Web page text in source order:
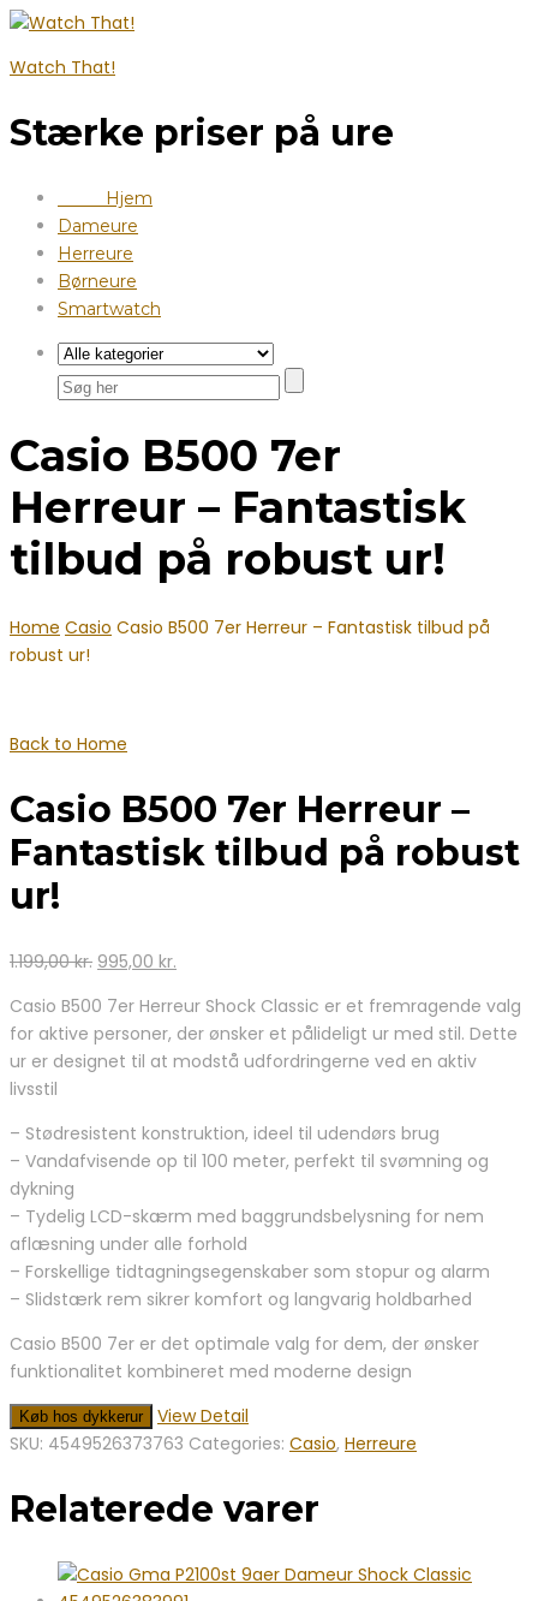
Watch That!
Stærke priser på ure
Hjem
Dameure
Herreure
Børneure
Smartwatch
Casio B500 7er
Herreur – Fantastisk
tilbud på robust ur!
Home Casio Casio B500 7er Herreur – Fantastisk tilbud på
robust ur!
Back to Home
Casio B500 7er Herreur –
Fantastisk tilbud på robust
ur!
1.199,00kr. Den
pris
var:
1.199,00 kr..
995,00 kr.
pris
er:
995,00 kr..
Casio B500 7er Herreur Shock Classic er et fremragende valg
for aktive personer, der ønsker et pålideligt ur med stil. Dette
ur er designet til at modstå udfordringerne ved en aktiv
livsstil
– Stødresistent konstruktion, ideel til udendørs brug
– Vandafvisende op til 100 meter, perfekt til svømning og
dykning
– Tydelig LCD-skærm med baggrundsbelysning for nem
aflæsning under alle forhold
– Forskellige tidtagningsegenskaber som stopur og alarm
– Slidstærk rem sikrer komfort og langvarig holdbarhed
Casio B500 7er er det optimale valg for dem, der ønsker
funktionalitet kombineret med moderne design
Køb hos dykkerur
View Detail
SKU: 4549526373763 Categories: Casio, Herreure
Relaterede varer